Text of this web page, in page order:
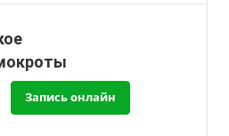
Запись онлайн